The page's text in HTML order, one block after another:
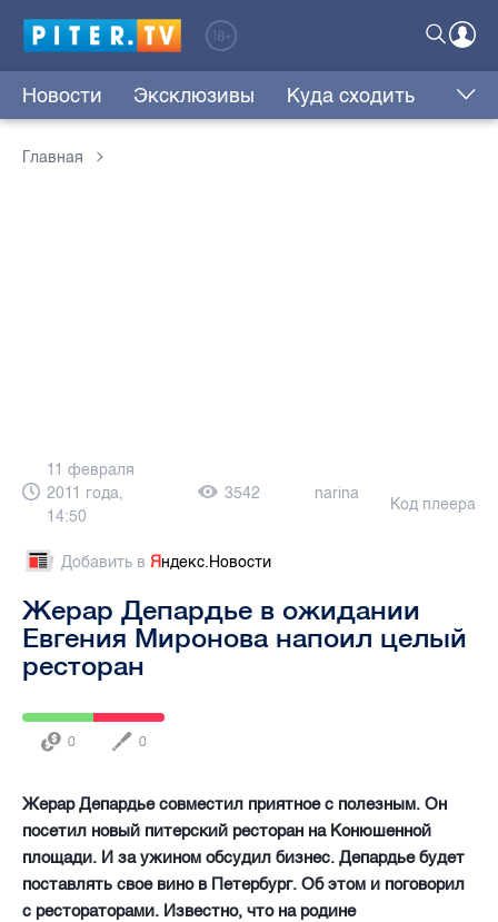
Новости Эксклюзивы Куда сходить
Главная
11 февраля
2011 года,
14:50
3542 narina
Код плеера
Добавить в Яндекс.Новости
Жерар Депардье в ожидании
Евгения Миронова напоил целый
ресторан
0 0
Жерар Депардье совместил приятное с полезным. Он
посетил новый питерский ресторан на Конюшенной
площади. И за ужином обсудил бизнес. Депардье будет
поставлять свое вино в Петербург. Об этом и поговорил
с рестораторами. Известно, что на родине